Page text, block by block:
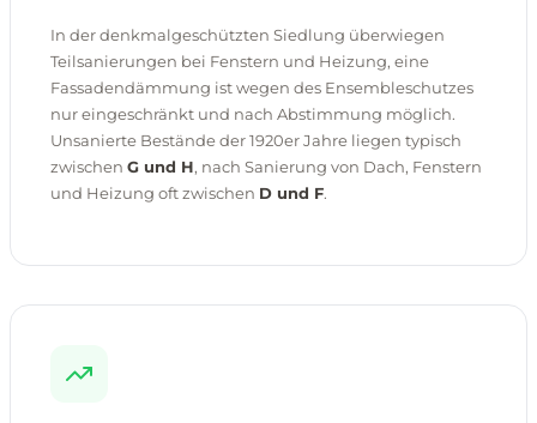
In der denkmalgeschützten Siedlung überwiegen
Teilsanierungen bei Fenstern und Heizung, eine
Fassadendämmung ist wegen des Ensembleschutzes
nur eingeschränkt und nach Abstimmung möglich.
Unsanierte Bestände der 1920er Jahre liegen typisch
zwischen G und H, nach Sanierung von Dach, Fenstern
und Heizung oft zwischen D und F.